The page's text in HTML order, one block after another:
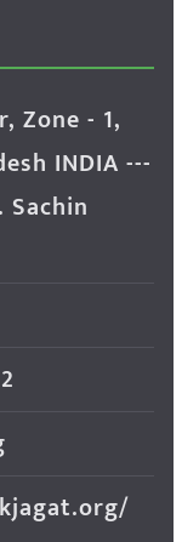
Zone - 1,
INDIA ---